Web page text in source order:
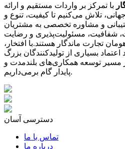
با تمرکز بر واردات مستقیم و ارائه
تلاش می‌کنیم تا کیفیت، تنوع و
و مشاوره تخصصی به مشتریان
شفافیت، مسئولیت‌پذیری و رضایت
تجارت ماندگار هستند.با افتخار،
اعتماد بسیاری از تولیدکنندگان بزرگ
مسیر توسعه همکاری‌های بلندمدت و
پایدار گام برمی‌داریم.
دسترسی آسان
تماس با ما
درباره ما